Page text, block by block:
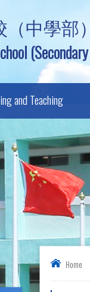
中學部）
and Teaching
Home